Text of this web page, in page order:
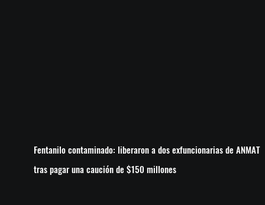
Fentanilo contaminado: liberaron a dos exfuncionarias de ANMAT
tras pagar una caución de $150 millones